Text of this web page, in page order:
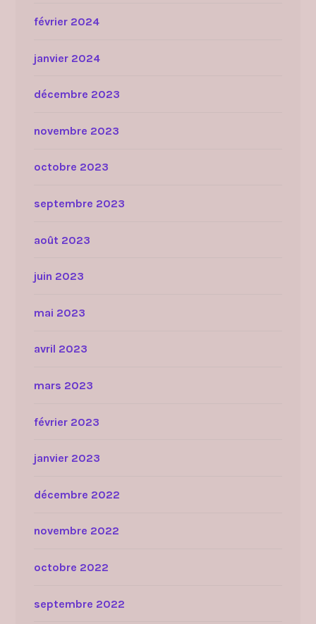
février 2024
janvier 2024
décembre 2023
novembre 2023
octobre 2023
septembre 2023
août 2023
juin 2023
mai 2023
avril 2023
mars 2023
février 2023
janvier 2023
décembre 2022
novembre 2022
octobre 2022
septembre 2022